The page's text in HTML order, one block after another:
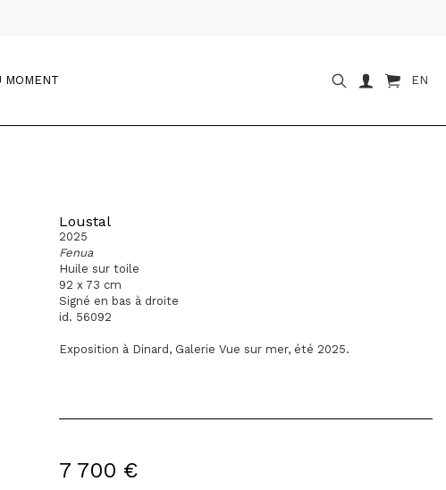
MOMENT EN
Loustal
2025
Fenua
Huile sur toile
92 x 73 cm
Signé en bas à droite
id. 56092
Exposition à Dinard, Galerie Vue sur mer, été 2025.
7 700 €